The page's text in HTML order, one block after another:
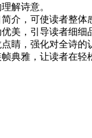
理解诗意。
介，可使读者整体
美，引导读者细细
睛，强化对全诗的
典雅，让读者在轻